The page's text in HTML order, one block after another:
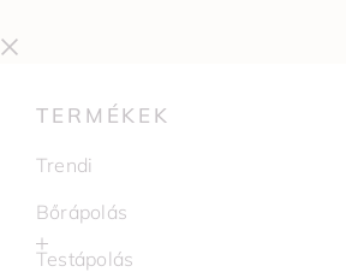
TERMÉKEK
Trendi
Bőrápolás
Testápolás